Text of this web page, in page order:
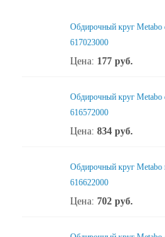
Обдирочный круг Metabo
617023000
Цена: 177 руб.
Обдирочный круг Metabo
616572000
Цена: 834 руб.
Обдирочный круг
616622000
Цена: 702 руб.